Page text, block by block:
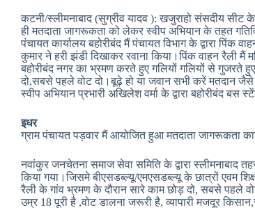
कटनी/स्लीमनाबाद (सुग्रीव यादव ): खजुराहो संसदीय
ही मतदाता जागरूकता को लेकर स्वीप अभियान के तहत
पंचायत कार्यालय बहोरीबंद मैं पंचायत विभाग के द्वारा
कुमार ने हरी झंडी दिखाकर रवाना किया।पिंक वाहन रैली मैं
बहोरीबंद नगर का भ्रमण करते हुए गलियों गलियों से गुजरते
दो,सबसे पहले वोट दो।बूढ़े हो या जवान सभी करें मतदान जैसे
स्वीप अभियान प्रभारी अखिलेश वर्मा के द्वारा बहोरीबंद
इधर
ग्राम पंचायत पड़वार मैं आयोजित हुआ मतदाता जागरूकता
नवांकुर जनचेतना समाज सेवा समिति के द्वारा स्लीमनाबाद
किया गया।जिसमे बीएसडब्ल्यू/एमएसडब्ल्यू के छात्रों एवम
रैली के गांव भ्रमण के दौरान सारे काम छोड़ दो, सबसे पहले
उम्र 18 पूरी है ,वोट डालना जरूरी है, व्यापारी मजदूर